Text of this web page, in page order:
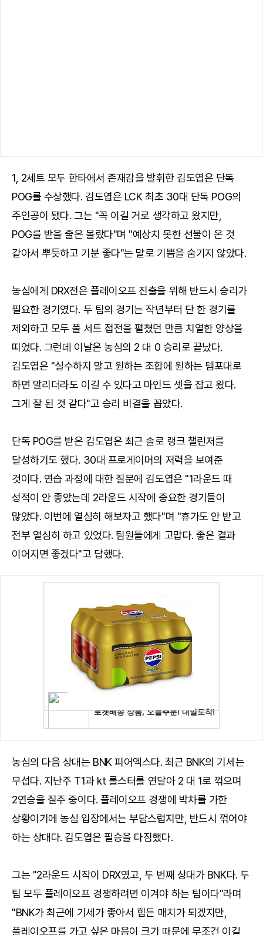
1, 2세트 모두 한타에서 존재감을 발휘한 김도엽은 단독
POG를 수상했다. 김도엽은 LCK 최초 30대 단독 POG의
주인공이 됐다. 그는 "꼭 이길 거로 생각하고 왔지만,
POG를 받을 줄은 몰랐다"며 "예상치 못한 선물이 온 것
같아서 뿌듯하고 기분 좋다"는 말로 기쁨을 숨기지 않았다.
농심에게 DRX전은 플레이오프 진출을 위해 반드시 승리가
필요한 경기였다. 두 팀의 경기는 작년부터 단 한 경기를
제외하고 모두 풀 세트 접전을 펼쳤던 만큼 치열한 양상을
띠었다. 그런데 이날은 농심의 2 대 0 승리로 끝났다.
김도엽은 "실수하지 말고 원하는 조합에 원하는 템포대로
하면 말리더라도 이길 수 있다고 마인드 셋을 잡고 왔다.
그게 잘 된 것 같다"고 승리 비결을 꼽았다.
단독 POG를 받은 김도엽은 최근 솔로 랭크 챌린저를
달성하기도 했다. 30대 프로게이머의 저력을 보여준
것이다. 연습 과정에 대한 질문에 김도엽은 "1라운드 때
성적이 안 좋았는데 2라운드 시작에 중요한 경기들이
많았다. 이번에 열심히 해보자고 했다"며 "휴가도 안 받고
전부 열심히 하고 있었다. 팀원들에게 고맙다. 좋은 결과
이어지면 좋겠다"고 답했다.
농심의 다음 상대는 BNK 피어엑스다. 최근 BNK의 기세는
무섭다. 지난주 T1과 kt 롤스터를 연달아 2 대 1로 꺾으며
2연승을 질주 중이다. 플레이오프 경쟁에 박차를 가한
상황이기에 농심 입장에서는 부담스럽지만, 반드시 꺾어야
하는 상대다. 김도엽은 필승을 다짐했다.
그는 "2라운드 시작이 DRX였고, 두 번째 상대가 BNK다. 두
팀 모두 플레이오프 경쟁하려면 이겨야 하는 팀이다"라며
"BNK가 최근에 기세가 좋아서 힘든 매치가 되겠지만,
플레이오프를 가고 싶은 마음이 크기 때문에 무조건 이길